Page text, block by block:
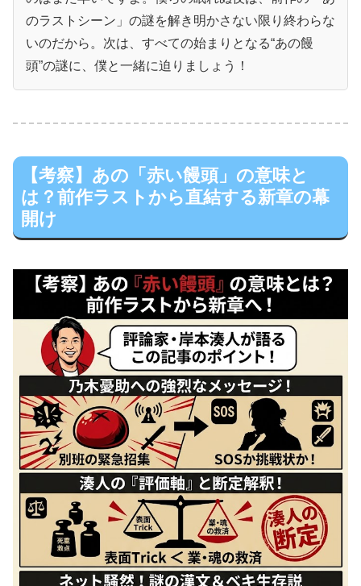
のラストシーン」の謎を解き明かさない限り終わらな
いのだから。次は、すべての始まりとなる“あの饅
頭”の謎に、僕と一緒に迫りましょう！
【考察】あの「赤い饅頭」の意味と
は？前作ラストから直結する新章の幕
開け